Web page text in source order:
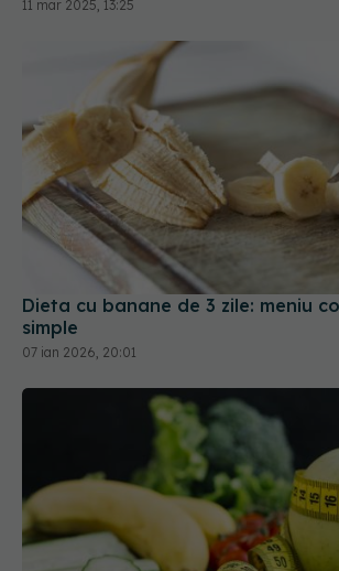
Dieta cu banane de 3 zile: meniu
simple
07 ian 2026, 20:01